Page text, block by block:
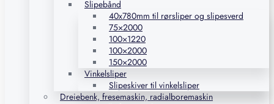
Slipebånd
40x780mm til rørsliper og slipesverd
75×2000
100×1220
100×2000
150×2000
Vinkelsliper
Slipeskiver til vinkelsliper
Dreiebenk, fresemaskin, radialboremaskin